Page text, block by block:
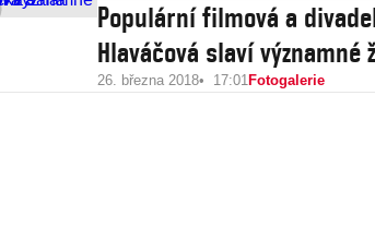
Populární filmová a
Hlaváčová slaví
26. března 2018 17:01Fotogalerie